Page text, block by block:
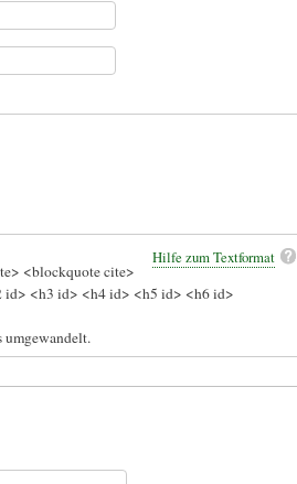
Hilfe zum Textformat
<blockquote cite>
<h3 id> <h4 id> <h5 id> <h6 id>